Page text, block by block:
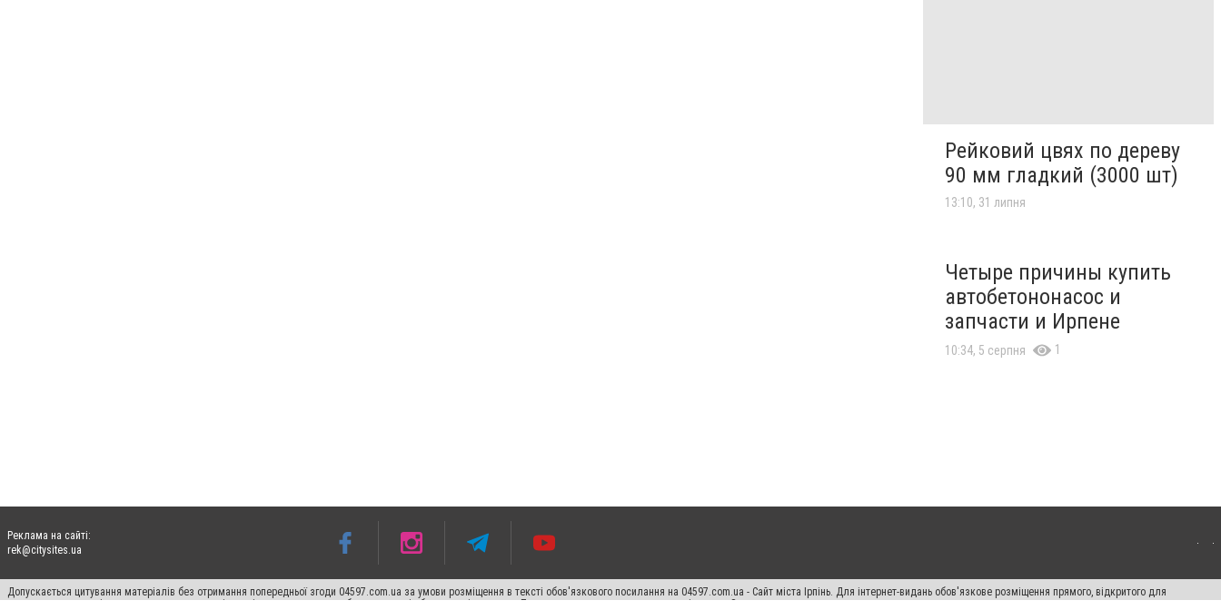
Рейковий цвях по дереву
90 мм гладкий (3000 шт)
13:10, 31 липня
Четыре причины купить
автобетононасос и
запчасти и Ирпене
10:34, 5 серпня 1
Реклама на сайті:
rek@citysites.ua
Допускається цитування матеріалів без отримання попередньої згоди 04597.com.ua за умови розміщення в тексті обов'язкового посилання на 04597.com.ua - Сайт міста Ірпінь. Для інтернет-видань обов'язкове розміщення прямого, відкритого для
пошукових систем гіперпосилання на цитовані статті не нижче другого абзацу в тексті або в якості джерела. Порушення виняткових прав переслідується Законом.